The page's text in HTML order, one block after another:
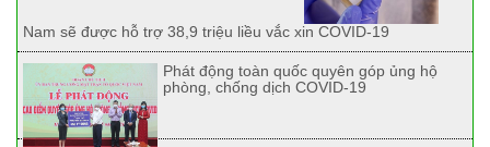
Nam sẽ được hỗ trợ 38,9 triệu liều vắc xin COVID-19
Phát động toàn quốc quyên góp ủng hộ
phòng, chống dịch COVID-19